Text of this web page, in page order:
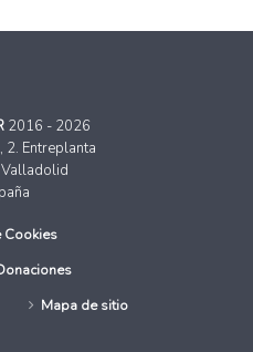
2016 - 2026
2. Entreplanta
Cookies
Mapa de sitio